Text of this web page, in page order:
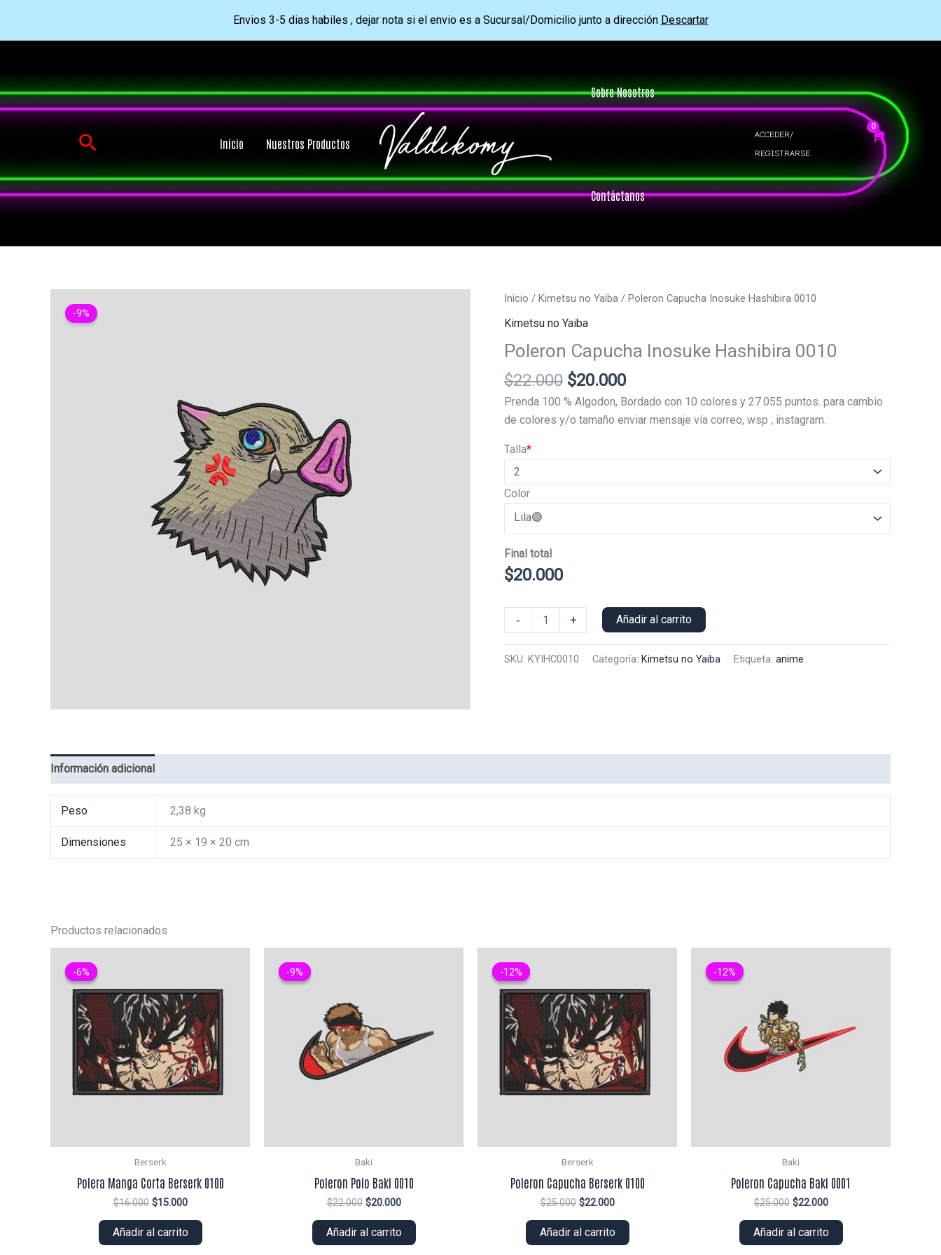
Envios 3-5 dias habiles , dejar nota si el envio es a Sucursal/Domicilio junto a dirección Descartar
contenido
Buscar Inicio Nuestros Productos
Sobre Nosotros
Contáctanos
ACCEDER/
REGISTRARSE
-9%
Inicio / Kimetsu no Yaiba / Poleron Capucha Inosuke Hashibira 0010
Kimetsu no Yaiba
Poleron Capucha Inosuke Hashibira 0010
$22.000 El
precio
original
$20.000El
precio
actual
Prenda 100 % Algodon, Bordado con 10 colores y 27.055 puntos. para cambio
de colores y/o tamaño enviar mensaje vía correo, wsp , instagram.
*
Talla
Color
Final total
$20.000
-
Capucha
Inosuke
+ Añadir al carrito
SKU: KYIHC0010 Categoría: Kimetsu no Yaiba Etiqueta: anime
Información adicional
Peso 2,38 kg
Dimensiones 25 × 19 × 20 cm
Productos relacionados
-6%
-6%
Berserk
Polera Manga Corta Berserk 0100
$16.000 El
original
era:
$15.000El
actual
es:
Añadir al carrito
-9%
-9%
Baki
Poleron Polo Baki 0010
$22.000 El
original
era:
$20.000El
actual
es:
Añadir al carrito
-12%
-12%
Berserk
Poleron Capucha Berserk 0100
$25.000 El
original
era:
$22.000El
actual
es:
Añadir al carrito
-12%
-12%
Baki
Poleron Capucha Baki 0001
$25.000 El
original
era:
$22.000El
actual
es:
Añadir al carrito